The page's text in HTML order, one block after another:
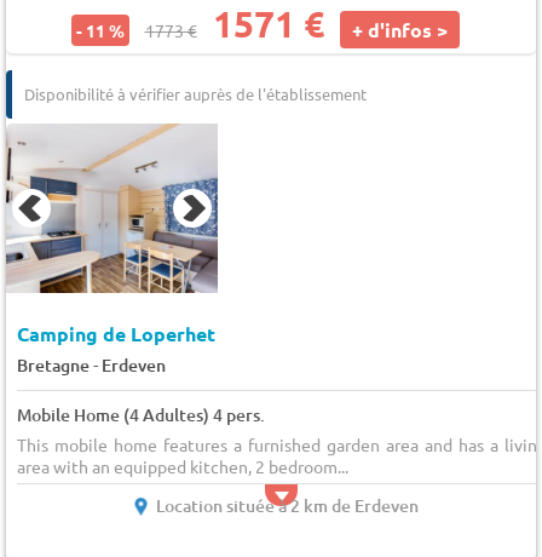
- 11 % 1773 € 1571 € + d'infos >
Disponibilité à vérifier auprès de l'établissement
Camping de Loperhet
Bretagne- Erdeven
Mobile Home (4 Adultes) 4 pers.
This mobile home features a furnished garden area and has a
area with an equipped kitchen, 2 bedroom...
Location située à 2 km de Erdeven